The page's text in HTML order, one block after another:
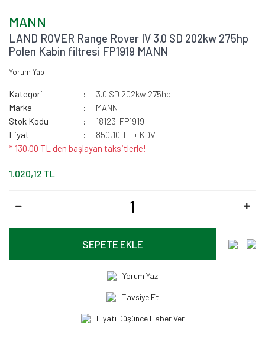
MANN
LAND ROVER Range Rover IV 3.0 SD 202kw 275hp
Polen Kabin filtresi FP1919 MANN
Yorum Yap
Kategori
3.0 SD 202kw 275hp
Marka
MANN
Stok Kodu
18123-FP1919
Fiyat
850,10 TL + KDV
* 130,00 TL den başlayan taksitlerle!
1.020,12 TL
SEPETE EKLE
Yorum Yaz
Tavsiye Et
Fiyatı Düşünce Haber Ver